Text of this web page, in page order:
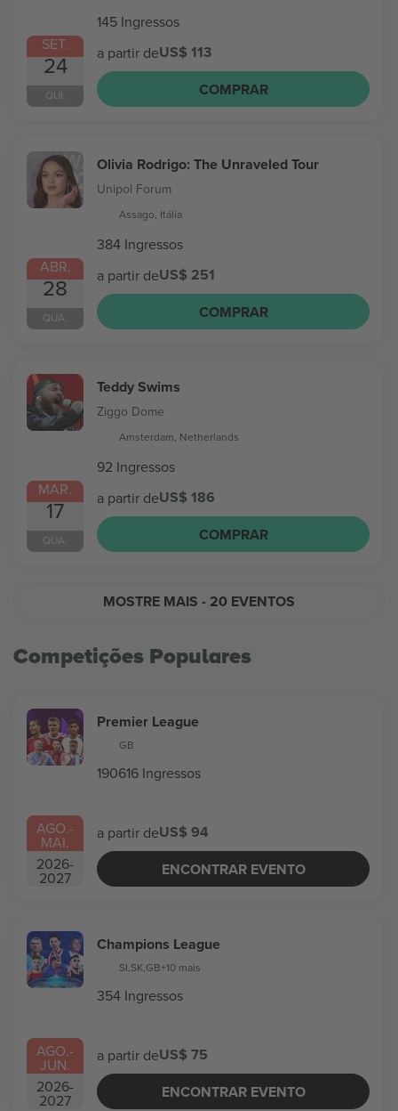
SET.
24
QUI.
145 Ingressos
a partir deUS$ 113
COMPRAR
ABR.
28
QUA.
Olivia Rodrigo: The Unraveled Tour
Unipol Forum
Assago, Itália
384 Ingressos
a partir deUS$ 251
COMPRAR
MAR.
17
QUA.
Teddy Swims
Ziggo Dome
Amsterdam, Netherlands
92 Ingressos
a partir deUS$ 186
COMPRAR
MOSTRE MAIS - 20 EVENTOS
Competições Populares
AGO.-
MAI.
2026-
2027
Premier League
GB
190616 Ingressos
a partir deUS$ 94
ENCONTRAR EVENTO
AGO.-
JUN.
2026-
2027
Champions League
SI,SK,GB+10 mais
354 Ingressos
a partir deUS$ 75
ENCONTRAR EVENTO